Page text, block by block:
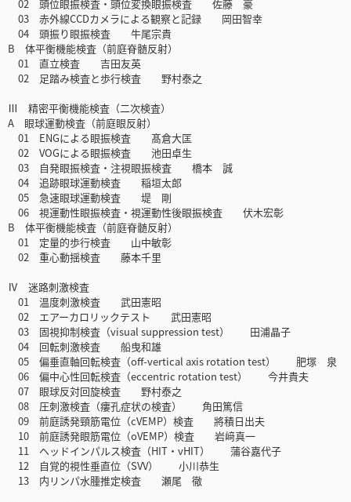
02 頭位眼振検査・頭位変換眼振検査 佐藤 豪
03 赤外線CCDカメラによる観察と記録 岡田智幸
04 頭振り眼振検査 牛尾宗貴
B 体平衡機能検査（前庭脊髄反射）
01 直立検査 吉田友英
02 足踏み検査と歩行検査 野村泰之
Ⅲ 精密平衡機能検査（二次検査）
A 眼球運動検査（前庭眼反射）
01 ENGによる眼振検査 髙倉大匡
02 VOGによる眼振検査 池田卓生
03 自発眼振検査・注視眼振検査 橋本 誠
04 追跡眼球運動検査 稲垣太郎
05 急速眼球運動検査 堤 剛
06 視運動性眼振検査・視運動性後眼振検査 伏木宏彰
B 体平衡機能検査（前庭脊髄反射）
01 定量的歩行検査 山中敏彰
02 重心動揺検査 藤本千里
Ⅳ 迷路刺激検査
01 温度刺激検査 武田憲昭
02 エアーカロリックテスト 武田憲昭
03 固視抑制検査（visual suppression test） 田浦晶子
04 回転刺激検査 船曳和雄
05 偏垂直軸回転検査（off-vertical axis rotation test） 肥塚 泉
06 偏中心性回転検査（eccentric rotation test） 今井貴夫
07 眼球反対回旋検査 野村泰之
08 圧刺激検査（瘻孔症状の検査） 角田篤信
09 前庭誘発頸筋電位（cVEMP）検査 將積日出夫
10 前庭誘発眼筋電位（oVEMP）検査 岩﨑真一
11 ヘッドインパルス検査（HIT・vHIT） 蒲谷嘉代子
12 自覚的視性垂直位（SVV） 小川恭生
13 内リンパ水腫推定検査 瀬尾 徹